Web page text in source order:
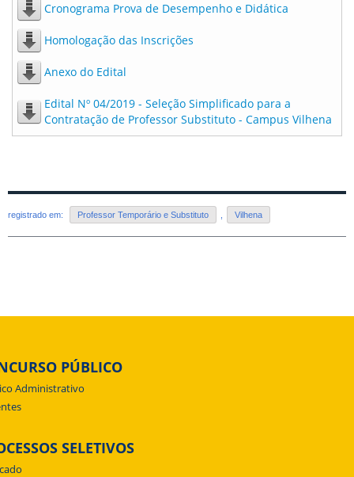
Cronograma Prova de Desempenho e Didática
Homologação das Inscrições
Anexo do Edital
Edital Nº 04/2019 - Seleção Simplificado para a
Contratação de Professor Substituto - Campus Vilhena
registrado em: Professor Temporário e Substituto , Vilhena
PÚBLICO
Administrativo
SELETIVOS